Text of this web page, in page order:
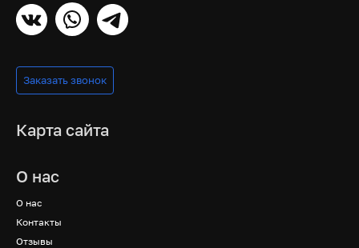
Заказать звонок
Карта сайта
О нас
О нас
Контакты
Отзывы